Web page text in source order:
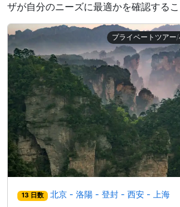
ザが自分のニーズに最適かを確認するこ
プライベートツアー
13 日数 北京 - 洛陽 - 登封 - 西安 - 上海